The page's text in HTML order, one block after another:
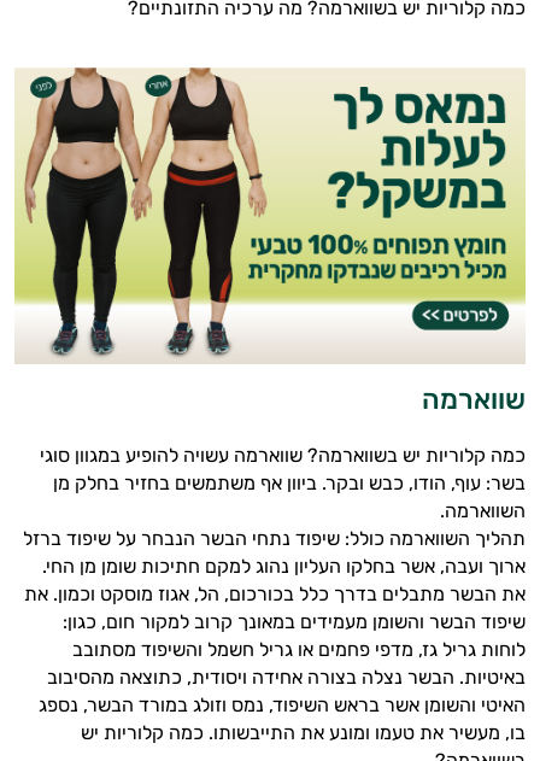
כמה קלוריות יש בשווארמה? מה ערכיה התזונתיים?
שווארמה
כמה קלוריות יש בשווארמה? שווארמה עשויה להופיע במגוון סוגי
בשר: עוף, הודו, כבש ובקר. ביוון אף משתמשים בחזיר בחלק מן
השווארמה.
תהליך השווארמה כולל: שיפוד נתחי הבשר הנבחר על שיפוד ברזל
ארוך ועבה, אשר בחלקו העליון נהוג למקם חתיכות שומן מן החי.
את הבשר מתבלים בדרך כלל בכורכום, הל, אגוז מוסקט וכמון. את
שיפוד הבשר והשומן מעמידים במאונך קרוב למקור חום, כגון:
לוחות גריל גז, מדפי פחמים או גריל חשמל והשיפוד מסתובב
באיטיות. הבשר נצלה בצורה אחידה ויסודית, כתוצאה מהסיבוב
האיטי והשומן אשר בראש השיפוד, נמס וזולג במורד הבשר, נספג
בו, מעשיר את טעמו ומונע את התייבשותו. כמה קלוריות יש